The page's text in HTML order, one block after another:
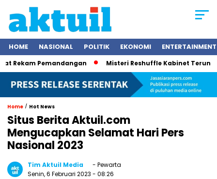
HOME NASIONAL POLITIK EKONOMI ENTERTAINMENT
Pemandangan Misteri Reshuffle Kabinet
Home / Hot News
Situs Berita Aktuil.com
Mengucapkan Selamat Hari Pers
Nasional 2023
Tim Aktuil Media
- Pewarta
Senin, 6 Februari 2023 - 08:26